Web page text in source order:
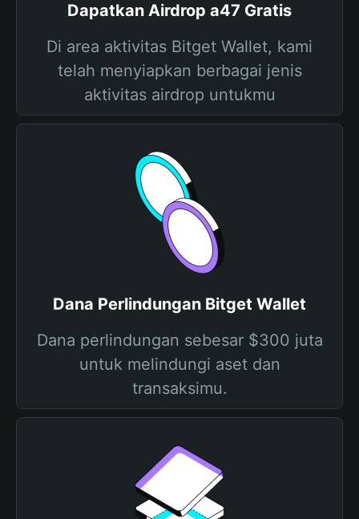
Dapatkan Airdrop a47 Gratis
Di area aktivitas Bitget Wallet, kami
telah menyiapkan berbagai jenis
aktivitas airdrop untukmu
Dana Perlindungan Bitget Wallet
Dana perlindungan sebesar $300 juta
untuk melindungi aset dan
transaksimu.